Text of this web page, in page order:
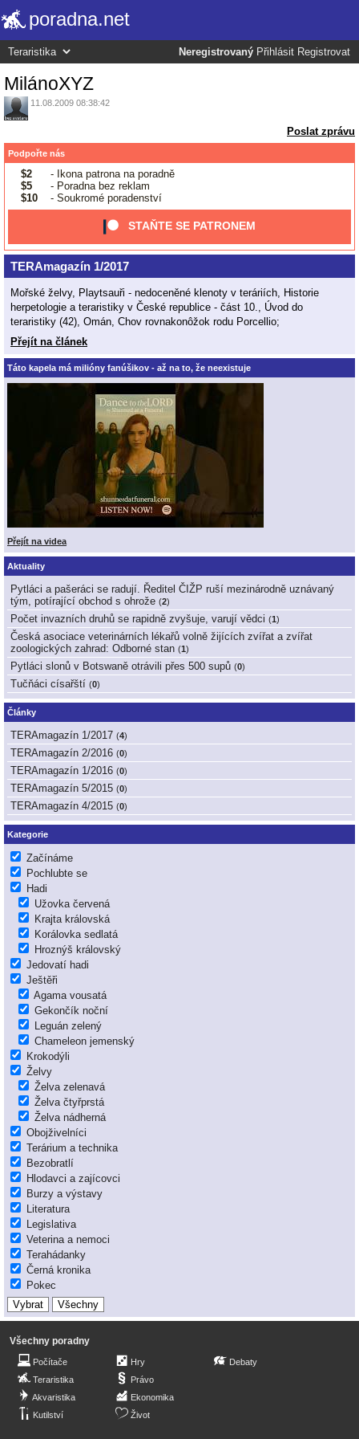
poradna.net
Neregistrovaný Přihlásit Registrovat
MilánoXYZ
11.08.2009 08:38:42
Poslat zprávu
Podpořte nás
$2
- Ikona patrona na poradně
$5
- Poradna bez reklam
$10
- Soukromé poradenství
STAŇTE SE PATRONEM
TERAmagazín 1/2017
Mořské želvy, Playtsauři - nedoceněné klenoty v teráriích, Historie
herpetologie a teraristiky v České republice - část 10., Úvod do
teraristiky (42), Omán, Chov rovnakonôžok rodu Porcellio;
Přejít na článek
Táto kapela má milióny fanúšikov - až na to, že neexistuje
Přejít na videa
Aktuality
Pytláci a pašeráci se radují. Ředitel ČIŽP ruší mezinárodně uznávaný
tým, potírající obchod s ohrože (2)
Počet invazních druhů se rapidně zvyšuje, varují vědci (1)
Česká asociace veterinárních lékařů volně žijících zvířat a zvířat
zoologických zahrad: Odborné stan (1)
Pytláci slonů v Botswaně otrávili přes 500 supů (0)
Tučňáci císařští (0)
Články
TERAmagazín 1/2017 (4)
TERAmagazín 2/2016 (0)
TERAmagazín 1/2016 (0)
TERAmagazín 5/2015 (0)
TERAmagazín 4/2015 (0)
Kategorie
Začínáme
Pochlubte se
Hadi
Užovka červená
Krajta královská
Korálovka sedlatá
Hroznýš královský
Jedovatí hadi
Ještěři
Agama vousatá
Gekončík noční
Leguán zelený
Chameleon jemenský
Krokodýli
Želvy
Želva zelenavá
Želva čtyřprstá
Želva nádherná
Obojživelníci
Terárium a technika
Bezobratlí
Hlodavci a zajícovci
Burzy a výstavy
Literatura
Legislativa
Veterina a nemoci
Terahádanky
Černá kronika
Pokec
Všechny poradny
Počítače
Teraristika
Akvaristika
Kutilství
Hry
Právo
Ekonomika
Život
Debaty